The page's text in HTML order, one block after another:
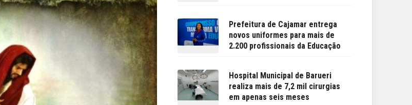
Prefeitura de Cajamar entrega
novos uniformes para mais de
2.200 profissionais da Educação
Hospital Municipal de Barueri
realiza mais de 7,2 mil cirurgias
em apenas seis meses